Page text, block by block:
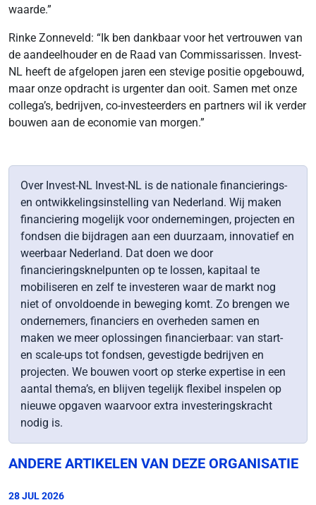
waarde.”
Rinke Zonneveld: “Ik ben dankbaar voor het vertrouwen van
de aandeelhouder en de Raad van Commissarissen. Invest-
NL heeft de afgelopen jaren een stevige positie opgebouwd,
maar onze opdracht is urgenter dan ooit. Samen met onze
collega’s, bedrijven, co-investeerders en partners wil ik verder
bouwen aan de economie van morgen.”
Over Invest-NL Invest-NL is de nationale financierings-
en ontwikkelingsinstelling van Nederland. Wij maken
financiering mogelijk voor ondernemingen, projecten en
fondsen die bijdragen aan een duurzaam, innovatief en
weerbaar Nederland. Dat doen we door
financieringsknelpunten op te lossen, kapitaal te
mobiliseren en zelf te investeren waar de markt nog
niet of onvoldoende in beweging komt. Zo brengen we
ondernemers, financiers en overheden samen en
maken we meer oplossingen financierbaar: van start-
en scale-ups tot fondsen, gevestigde bedrijven en
projecten. We bouwen voort op sterke expertise in een
aantal thema’s, en blijven tegelijk flexibel inspelen op
nieuwe opgaven waarvoor extra investeringskracht
nodig is.
ANDERE ARTIKELEN VAN DEZE ORGANISATIE
28 JUL 2026